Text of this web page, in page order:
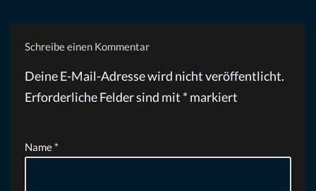
Schreibe einen Kommentar
Deine E-Mail-Adresse wird nicht veröffentlicht.
Erforderliche Felder sind mit * markiert
Name *